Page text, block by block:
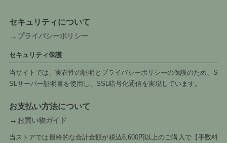
セキュリティについて
→ プライバシーポリシー
セキュリティ保護
当サイトでは、実在性の証明とプライバシーポリシーの保護のため、S
SLサーバー証明書を使用し、SSL暗号化通信を実現しています。
お支払い方法について
→ お買い物ガイド
当ストアでは最終的な合計金額が税込6,600円以上のご購入で【手数料